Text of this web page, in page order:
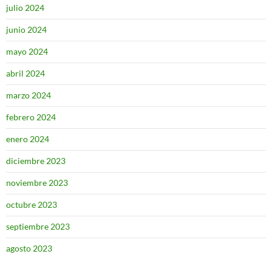
julio 2024
junio 2024
mayo 2024
abril 2024
marzo 2024
febrero 2024
enero 2024
diciembre 2023
noviembre 2023
octubre 2023
septiembre 2023
agosto 2023